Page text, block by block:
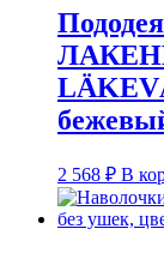
2 568 ₽ В